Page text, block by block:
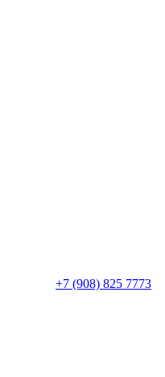
+7 (908) 825 7773